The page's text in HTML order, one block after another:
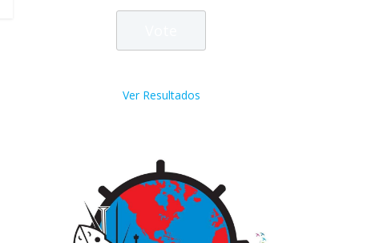
Ver Resultados